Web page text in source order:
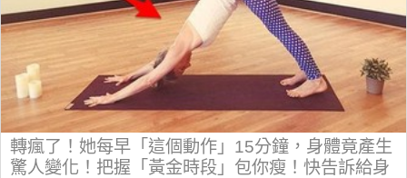
轉瘋了！她每早「這個動作」15分鐘，身體竟產生
驚人變化！把握「黃金時段」包你瘦！快告訴給身